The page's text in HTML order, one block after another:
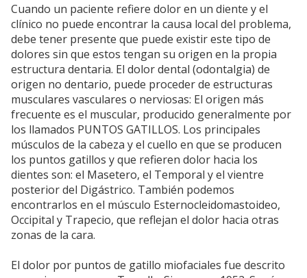
Cuando un paciente refiere dolor en un diente y el
clínico no puede encontrar la causa local del problema,
debe tener presente que puede existir este tipo de
dolores sin que estos tengan su origen en la propia
estructura dentaria. El dolor dental (odontalgia) de
origen no dentario, puede proceder de estructuras
musculares vasculares o nerviosas: El origen más
frecuente es el muscular, producido generalmente por
los llamados PUNTOS GATILLOS. Los principales
músculos de la cabeza y el cuello en que se producen
los puntos gatillos y que refieren dolor hacia los
dientes son: el Masetero, el Temporal y el vientre
posterior del Digástrico. También podemos
encontrarlos en el músculo Esternocleidomastoideo,
Occipital y Trapecio, que reflejan el dolor hacia otras
zonas de la cara.
El dolor por puntos de gatillo miofaciales fue descrito